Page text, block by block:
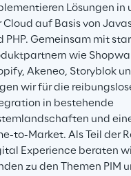
Lösungen in
Cloud auf Basis von
PHP. Gemeinsam mit
wie
Akeneo, Storyblok
wir für die
in bestehende
und
to-Market. Als Teil der
Experience beraten
zu den Themen PIM